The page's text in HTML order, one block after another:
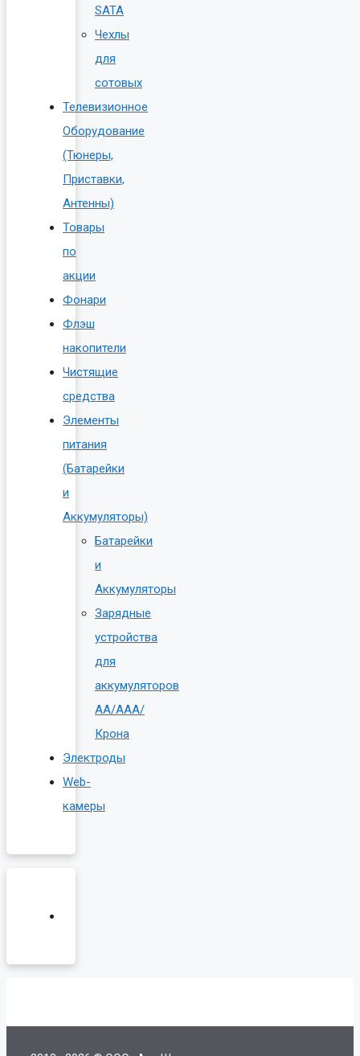
SATA
Чехлы
для
сотовых
Телевизионное
Оборудование
(Тюнеры,
Приставки,
Антенны)
Товары
по
акции
Фонари
Флэш
накопители
Чистящие
средства
Элементы
питания
(Батарейки
и
Аккумуляторы)
Батарейки
и
Аккумуляторы
Зарядные
устройства
для
аккумуляторов
AA/AAA/
Крона
Электроды
Web-
камеры